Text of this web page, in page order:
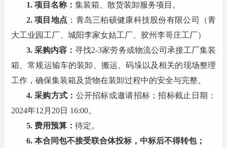
1. 项目名称： 集装箱、散货装卸服务项目。
2. 项目地点 ：青岛三柏硕健康科技股份有限公司（青
大工业园工厂、城阳李家女姑工厂、胶州李哥庄工厂）
3. 采购内容：寻找2-3家劳务或物流公司承接工厂集装
箱、常规运输车的装卸、搬运、码垛以及相关的现场整理
工作，确保集装箱及货物在装卸过程中的安全与完整。
4. 采购方式： 公开招标或邀请招标；招标截止日期：
2024年12月20日 16:00。
5. 费用预算： 待定。
6. 本合同包不接受联合体投标，中标后不得转包；